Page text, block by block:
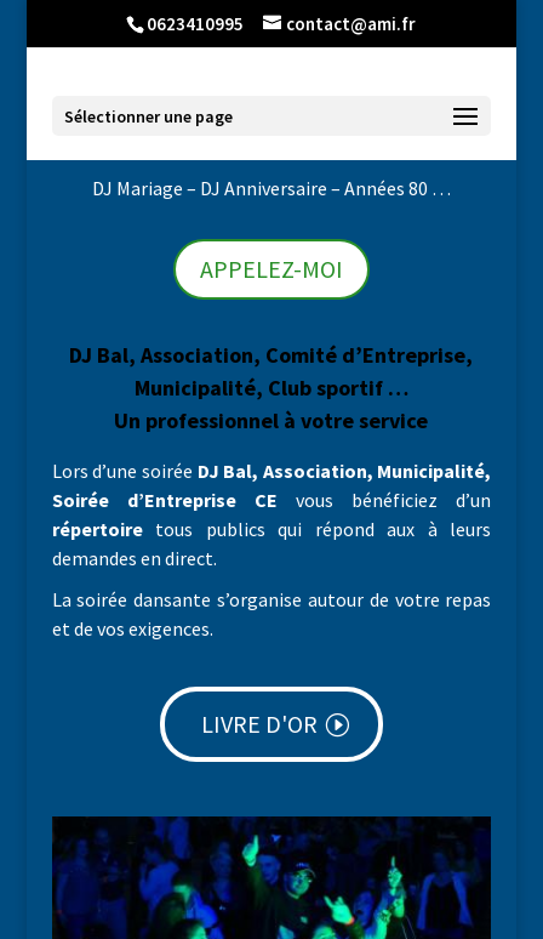
0623410995 contact@ami.fr
Sélectionner une page
DJ Mariage – DJ Anniversaire – Années 80 …
APPELEZ-MOI
DJ Bal, Association, Comité d’Entreprise,
Municipalité, Club sportif …
Un professionnel à votre service
Lors d’une soirée DJ Bal, Association, Municipalité,
Soirée d’Entreprise CEvous bénéficiez d’un
répertoiretous publics qui répond aux à leurs
demandes en direct.
La soirée dansante s’organise autour de votre repas
et de vos exigences.
LIVRE D'OR